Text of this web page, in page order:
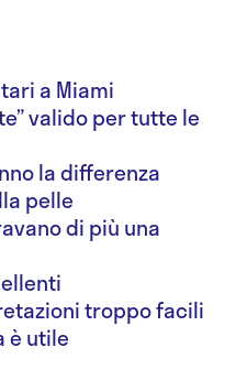
a Miami
valido per tutte le
la differenza
pelle
di più una
troppo facili
è utile